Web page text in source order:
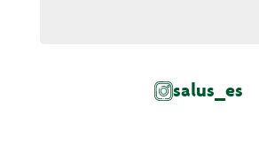
salus_es